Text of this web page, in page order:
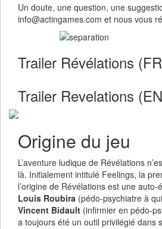
Un doute, une question, une
info@actingames.com et nous vous
Trailer Révélations
Trailer Revelations
Origine du jeu
L’aventure ludique de Révélations
là. Initialement intitulé Feelings, la
l’origine de Révélations est une
Louis Roubira (pédo-psychiatre à
Vincent Bidault (infirmier en pédo-
a toujours été un outil privilégié dans